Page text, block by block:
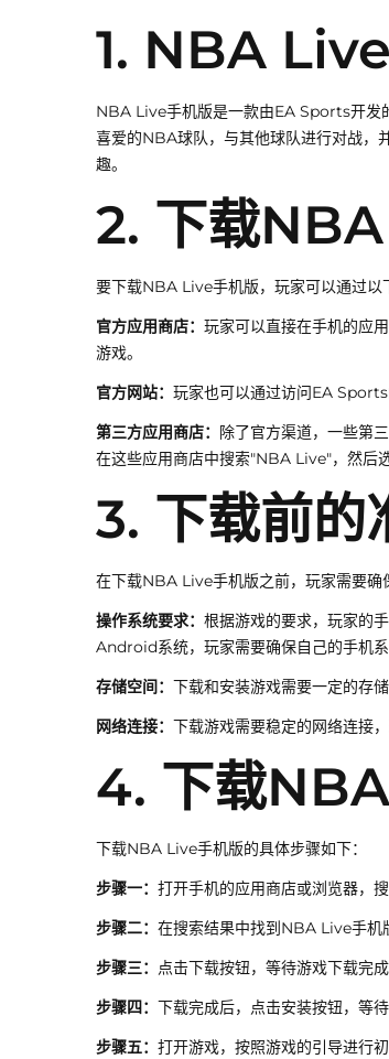
1. NBA
NBA Live手机版是一款由EA Sports开发
喜爱的NBA球队，与其他球队进行对战，
趣。
2. 下载
要下载NBA Live手机版，玩家可以通过以
官方应用商店： 玩家可以直接在手机的应
游戏。
官方网站： 玩家也可以通过访问EA Sports
第三方应用商店： 除了官方渠道，一些第
在这些应用商店中搜索"NBA Live"，然后
3. 下载前的
在下载NBA Live手机版之前，玩家需要确
操作系统要求： 根据游戏的要求，玩家的
Android系统，玩家需要确保自己的手机系
存储空间： 下载和安装游戏需要一定的存
网络连接： 下载游戏需要稳定的网络连接
4. 下载
下载NBA Live手机版的具体步骤如下：
步骤一： 打开手机的应用商店或浏览器，
步骤二： 在搜索结果中找到NBA Live手机
步骤三： 点击下载按钮，等待游戏下载完成
步骤四： 下载完成后，点击安装按钮，等待
步骤五： 打开游戏，按照游戏的引导进行初